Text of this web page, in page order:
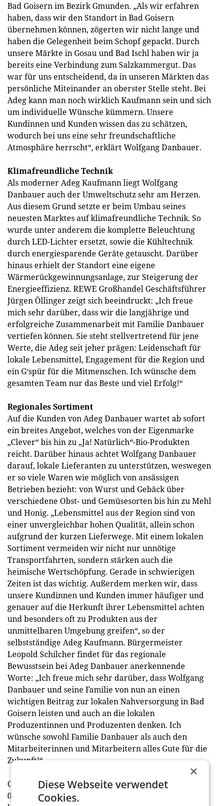
Bad Goisern im Bezirk Gmunden. „Als wir erfahren
haben, dass wir den Standort in Bad Goisern
übernehmen können, zögerten wir nicht lange und
haben die Gelegenheit beim Schopf gepackt. Durch
unsere Märkte in Gosau und Bad Ischl haben wir ja
bereits eine Verbindung zum Salzkammergut. Das
war für uns entscheidend, da in unseren Märkten das
persönliche Miteinander an oberster Stelle steht. Bei
Adeg kann man noch wirklich Kaufmann sein und sich
um individuelle Wünsche kümmern. Unsere
Kundinnen und Kunden wissen das zu schätzen,
wodurch bei uns eine sehr freundschaftliche
Atmosphäre herrscht“, erklärt Wolfgang Danbauer.
Klimafreundliche Technik
Als moderner Adeg Kaufmann liegt Wolfgang
Danbauer auch der Umweltschutz sehr am Herzen.
Aus diesem Grund setzte er beim Umbau seines
neuesten Marktes auf klimafreundliche Technik. So
wurde unter anderem die komplette Beleuchtung
durch LED-Lichter ersetzt, sowie die Kühltechnik
durch energiesparende Geräte getauscht. Darüber
hinaus erhielt der Standort eine eigene
Wärmerückgewinnungsanlage, zur Steigerung der
Energieeffizienz. REWE Großhandel Geschäftsführer
Jürgen Öllinger zeigt sich beeindruckt: „Ich freue
mich sehr darüber, dass wir die langjährige und
erfolgreiche Zusammenarbeit mit Familie Danbauer
vertiefen können. Sie steht stellvertretend für jene
Werte, die Adeg seit jeher prägen: Leidenschaft für
lokale Lebensmittel, Engagement für die Region und
ein G‘spür für die Mitmenschen. Ich wünsche dem
gesamten Team nur das Beste und viel Erfolg!“
Regionales Sortiment
Auf die Kunden von Adeg Danbauer wartet ab sofort
ein breites Angebot, welches von der Eigenmarke
„Clever“ bis hin zu „Ja! Natürlich“-Bio-Produkten
reicht. Darüber hinaus achtet Wolfgang Danbauer
darauf, lokale Lieferanten zu unterstützen, weswegen
er so viele Waren wie möglich von ansässigen
Betrieben bezieht: von Wurst und Gebäck über
verschiedene Obst- und Gemüsesorten bis hin zu Mehl
und Honig. „Lebensmittel aus der Region sind von
einer unvergleichbar hohen Qualität, allein schon
aufgrund der kurzen Lieferwege. Mit einem lokalen
Sortiment vermeiden wir nicht nur unnötige
Transportfahrten, sondern stärken auch die
heimische Wertschöpfung. Gerade in schwierigen
Zeiten ist das wichtig. Außerdem merken wir, dass
unsere Kundinnen und Kunden immer häufiger und
genauer auf die Herkunft ihrer Lebensmittel achten
und besonders oft zu Produkten aus der
unmittelbaren Umgebung greifen“, so der
selbstständige Adeg Kaufmann. Bürgermeister
Leopold Schilcher findet für das regionale
Bewusstsein bei Adeg Danbauer anerkennende
Worte: „Ich freue mich sehr darüber, dass Wolfgang
Danbauer und seine Familie von nun an einen
wichtigen Beitrag zur lokalen Nahversorgung in Bad
Goisern leisten und auch an die lokalen
Produzentinnen und Produzenten denken. Ich
wünsche sowohl Familie Danbauer als auch den
Mitarbeiterinnen und Mitarbeitern alles Gute für die
Zukunft!“
Geöffnet ist Adeg Danbauer montags bis freitags von
07:00 Uhr bis 18:00 Uhr und samstags von 07:00 Uhr
×
Diese Webseite verwendet
Cookies.